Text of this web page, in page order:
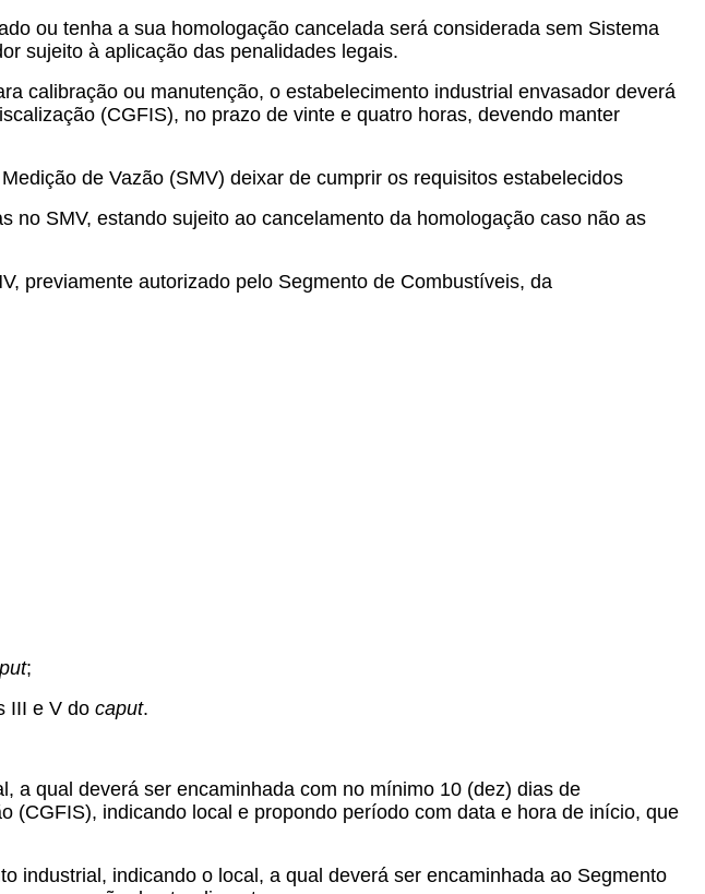
ou tenha a sua homologação cancelada será considerada sem Sistema
sujeito à aplicação das penalidades legais.
calibração ou manutenção, o estabelecimento industrial envasador deverá
(CGFIS), no prazo de vinte e quatro horas, devendo manter
de Vazão (SMV) deixar de cumprir os requisitos estabelecidos
SMV, estando sujeito ao cancelamento da homologação caso não as
previamente autorizado pelo Segmento de Combustíveis, da
;
III e V do caput.
a qual deverá ser encaminhada com no mínimo 10 (dez) dias de
indicando local e propondo período com data e hora de início, que
industrial, indicando o local, a qual deverá ser encaminhada ao Segmento